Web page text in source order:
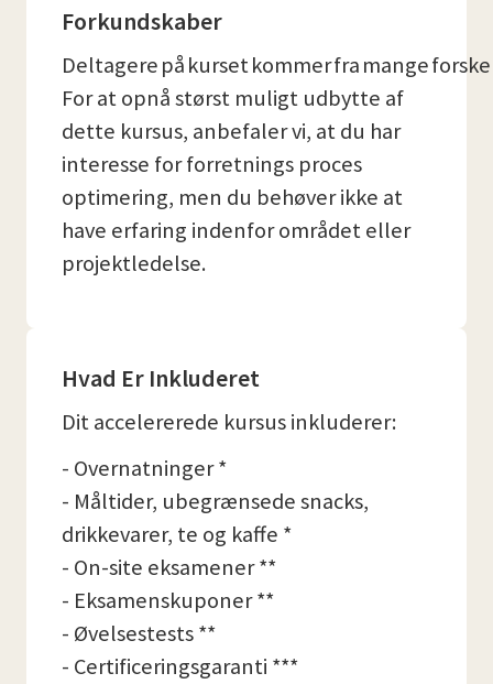
Forkundskaber
Deltagere på kurset kommer fra mange
For at opnå størst muligt udbytte af
dette kursus, anbefaler vi, at du har
interesse for forretnings proces
optimering, men du behøver ikke at
have erfaring indenfor området eller
projektledelse.
Hvad Er Inkluderet
Dit accelererede kursus inkluderer:
- Overnatninger *
- Måltider, ubegrænsede snacks,
drikkevarer, te og kaffe *
- On-site eksamener **
- Eksamenskuponer **
- Øvelsestests **
- Certificeringsgaranti ***